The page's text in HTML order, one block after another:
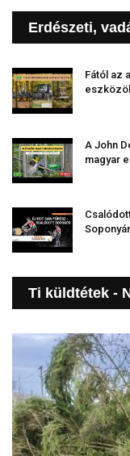
Erdészeti,
Fától az
A John
magyar
Ti küldtétek -